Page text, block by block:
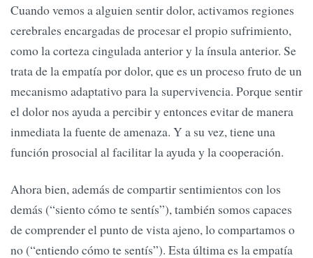
Cuando vemos a alguien sentir dolor, activamos regiones
cerebrales encargadas de procesar el propio sufrimiento,
como la corteza cingulada anterior y la ínsula anterior. Se
trata de la empatía por dolor, que es un proceso fruto de un
mecanismo adaptativo para la supervivencia. Porque sentir
el dolor nos ayuda a percibir y entonces evitar de manera
inmediata la fuente de amenaza. Y a su vez, tiene una
función prosocial al facilitar la ayuda y la cooperación.
Ahora bien, además de compartir sentimientos con los
demás (“siento cómo te sentís”), también somos capaces
de comprender el punto de vista ajeno, lo compartamos o
no (“entiendo cómo te sentís”). Esta última es la empatía